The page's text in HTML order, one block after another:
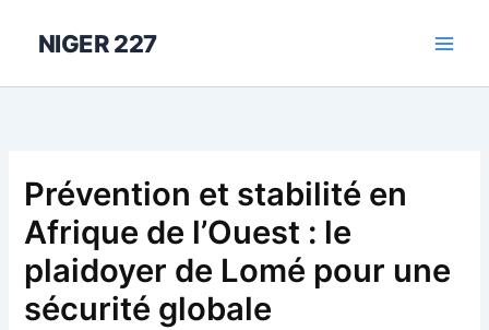
NIGER 227
Prévention et stabilité en
Afrique de l’Ouest : le
plaidoyer de Lomé pour une
sécurité globale